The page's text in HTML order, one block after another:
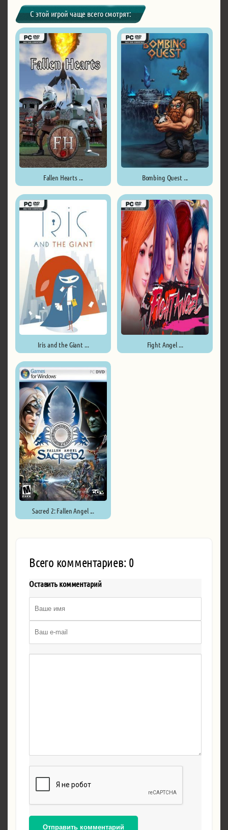
С этой игрой чаще всего смотрят:
Fallen Hearts ... Bombing Quest ...
Iris and the Giant ... Fight Angel ...
Sacred 2: Fallen Angel ...
Всего комментариев: 0
Оставить комментарий
Отправить комментарий